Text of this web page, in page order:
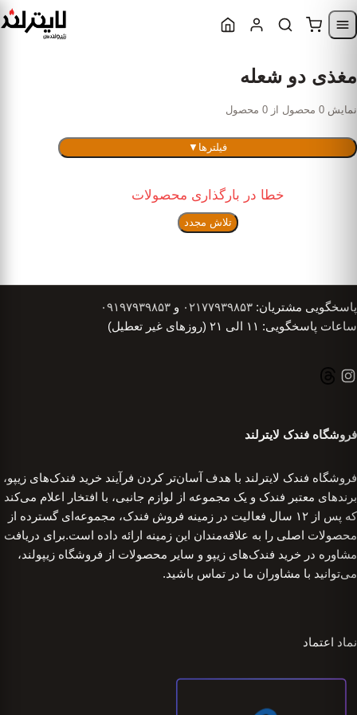
Skip to navigation
مغذی دو شعله
نمایش 0 محصول از 0 محصول
فیلترها ▼
خطا در بارگذاری محصولات
تلاش مجدد
پاسخگویی مشتریان: ۰۲۱۷۷۹۳۹۸۵۳ و ۰۹۱۹۷۹۳۹۸۵۳
ساعات پاسخگویی: ۱۱ الی ۲۱ (روزهای غیر تعطیل)
فروشگاه فندک لایترلند
فروشگاه فندک لایترلند با هدف آسان‌تر کردن فرآیند خرید فندک‌های زیپو،
برندهای معتبر فندک و یک مجموعه از لوازم جانبی، با افتخار اعلام می‌کند
که پس از ۱۲ سال فعالیت در زمینه فروش فندک، مجموعه‌ای گسترده از
محصولات اصلی را به علاقه‌مندان این زمینه ارائه داده است.برای دریافت
مشاوره در خرید فندک‌های زیپو و سایر محصولات از فروشگاه زیپولند،
می‌توانید با مشاوران ما در تماس باشید.
نماد اعتماد